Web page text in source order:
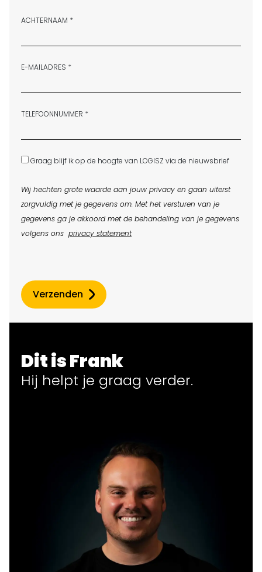
ACHTERNAAM *
E-MAILADRES *
TELEFOONNUMMER *
Graag blijf ik op de hoogte van LOGISZ via de nieuwsbrief
Wij hechten grote waarde aan jouw privacy en gaan uiterst
zorgvuldig met je gegevens om. Met het versturen van je
gegevens ga je akkoord met de behandeling van je gegevens
volgens ons privacy statement
Verzenden
Dit is Frank
Hij helpt je graag verder.